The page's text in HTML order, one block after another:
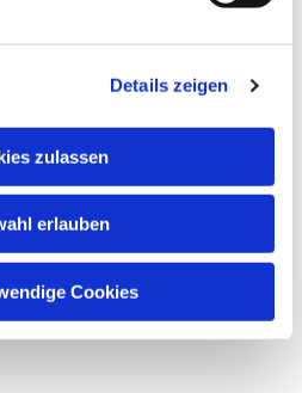
Details zeigen
zulassen
erlauben
Cookies
Sie auch